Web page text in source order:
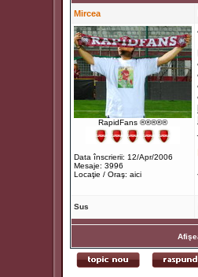
Mircea
RapidFans ®®®®®
Data înscrierii: 12/Apr/2006
Mesaje: 3996
Locaţie / Oraş: aici
Sus